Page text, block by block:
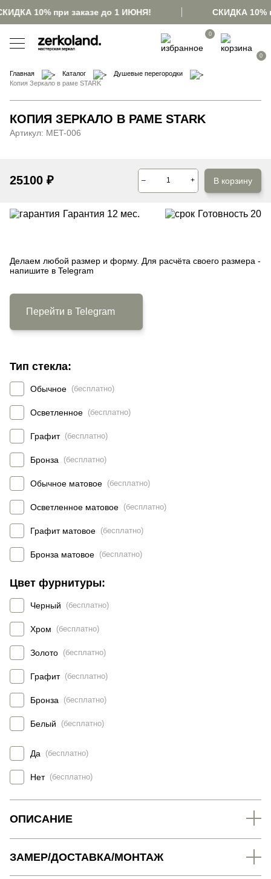
10% при заказе до 1 ИЮНЯ! СКИДКА 10%
0
0
Главная Каталог
Душевые перегородки
Копия Зеркало в раме STARK
КОПИЯ ЗЕРКАЛО В РАМЕ STARK
Артикул: MET-006
25100 ₽ В корзину
– +
Гарантия 12 мес. Готовность 20
Делаем любой размер и форму. Для расчёта своего размера -
напишите в Telegram
Перейти в Telegram
Тип стекла:
Обычное (бесплатно)
Осветленное (бесплатно)
Графит (бесплатно)
Бронза (бесплатно)
Обычное матовое (бесплатно)
Осветленное матовое (бесплатно)
Графит матовое (бесплатно)
Бронза матовое (бесплатно)
Цвет фурнитуры:
Черный (бесплатно)
Хром (бесплатно)
Золото (бесплатно)
Графит (бесплатно)
Бронза (бесплатно)
Белый (бесплатно)
Да (бесплатно)
Нет (бесплатно)
ОПИСАНИЕ
ЗАМЕР/ДОСТАВКА/МОНТАЖ